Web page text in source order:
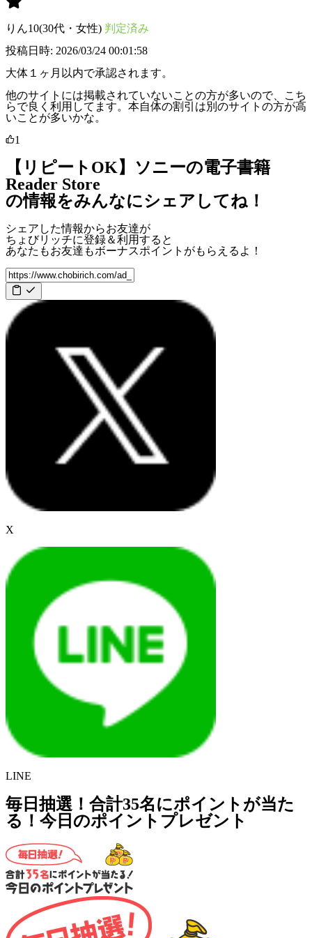
りん10(30代・女性) 判定済み
投稿日時: 2026/03/24 00:01:58
大体１ヶ月以内で承認されます。
他のサイトには掲載されていないことの方が多いので、こち
らで良く利用してます。本自体の割引は別のサイトの方が高
いことが多いかな。
1
【リピートOK】ソニーの電子書籍
Reader Store
の情報をみんなにシェアしてね！
シェアした情報からお友達が
ちょびリッチに登録＆利用すると
あなたもお友達もボーナスポイント がもらえるよ！
X
LINE
毎日抽選！合計35名にポイントが当た
る！今日のポイントプレゼント